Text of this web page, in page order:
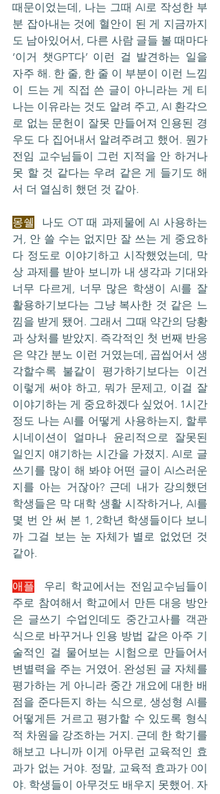
때문이었는데, 나는 그때 AI로 작성한 부
분 잡아내는 것에 혈안이 된 게 지금까지
도 남아있어서, 다른 사람 글들 볼 때마다
‘이거 챗GPT다’ 이런 걸 발견하는 일을
자주 해. 한 줄, 한 줄 이 부분이 이런 느낌
이 드는 게 직접 쓴 글이 아니라는 게 티
나는 이유라는 것도 알려 주고, AI 환각으
로 없는 문헌이 잘못 만들어져 인용된 경
우도 다 집어내서 알려주려고 했어. 뭔가
전임 교수님들이 그런 지적을 안 하거나
못 할 것 같다는 우려 같은 게 들기도 해
서 더 열심히 했던 것 같아.
몽쉘
  나도 OT 때 과제물에 AI 사용하는
거, 안 쓸 수는 없지만 잘 쓰는 게 중요하
다 정도로 이야기하고 시작했었는데, 막
상 과제를 받아 보니까 내 생각과 기대와
너무 다르게, 너무 많은 학생이 AI를 잘
활용하기보다는 그냥 복사한 것 같은 느
낌을 받게 됐어. 그래서 그때 약간의 당황
과 상처를 받았지. 즉각적인 첫 번째 반응
은 약간 분노 이런 거였는데, 곱씹어서 생
각할수록 불같이 평가하기보다는 이건
이렇게 써야 하고, 뭐가 문제고, 이걸 잘
이야기하는 게 중요하겠다 싶었어. 1시간
정도 나는 AI를 어떻게 사용하는지, 할루
시네이션이 얼마나 윤리적으로 잘못된
일인지 얘기하는 시간을 가졌지. AI로 글
쓰기를 많이 해 봐야 어떤 글이 AI스러운
지를 아는 거잖아? 근데 내가 강의했던
학생들은 막 대학 생활 시작하거나, AI를
몇 번 안 써 본 1, 2학년 학생들이다 보니
까 그걸 보는 눈 자체가 별로 없었던 것
같아.
애플
  우리 학교에서는 전임교수님들이
주로 참여해서 학교에서 만든 대응 방안
은 글쓰기 수업인데도 중간고사를 객관
식으로 바꾸거나 인용 방법 같은 아주 기
술적인 걸 물어보는 시험으로 만들어서
변별력을 주는 거였어. 완성된 글 자체를
평가하는 게 아니라 중간 개요에 대한 배
점을 준다든지 하는 식으로, 생성형 AI를
어떻게든 거르고 평가할 수 있도록 형식
적 차원을 강조하는 거지. 근데 한 학기를
해보고 나니까 이게 아무런 교육적인 효
과가 없는 거야. 정말, 교육적 효과가 0이
야. 학생들이 아무것도 배우지 못했어. 자